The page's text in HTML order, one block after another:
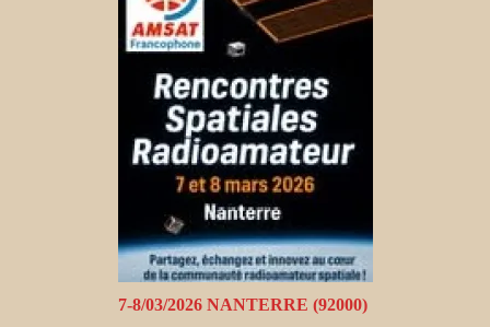
7-8/03/2026 NANTERRE (92000)